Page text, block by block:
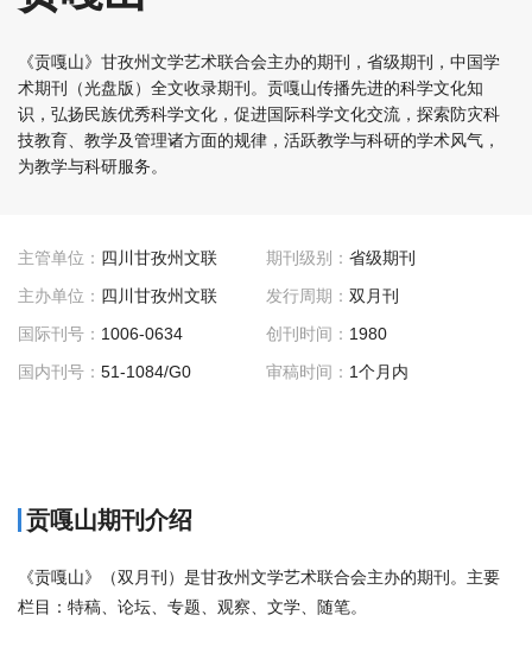
《贡嘎山》甘孜州文学艺术联合会主办的期刊，省级期刊，中国学
术期刊（光盘版）全文收录期刊。贡嘎山传播先进的科学文化知
识，弘扬民族优秀科学文化，促进国际科学文化交流，探索防灾科
技教育、教学及管理诸方面的规律，活跃教学与科研的学术风气，
为教学与科研服务。
主管单位： 四川甘孜州文联
主办单位： 四川甘孜州文联
国际刊号： 1006-0634
国内刊号： 51-1084/G0
期刊级别： 省级期刊
发行周期： 双月刊
创刊时间： 1980
审稿时间： 1个月内
贡嘎山期刊介绍
《贡嘎山》（双月刊）是甘孜州文学艺术联合会主办的期刊。主要
栏目：特稿、论坛、专题、观察、文学、随笔。